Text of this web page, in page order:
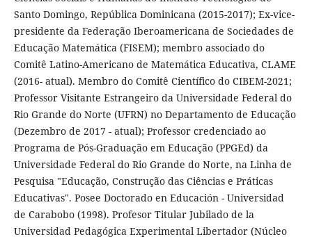
Santo Domingo, República Dominicana (2015-2017); Ex-vice-
presidente da Federação Iberoamericana de Sociedades de
Educação Matemática (FISEM); membro associado do
Comitê Latino-Americano de Matemática Educativa, CLAME
(2016- atual). Membro do Comitê Científico do CIBEM-2021;
Professor Visitante Estrangeiro da Universidade Federal do
Rio Grande do Norte (UFRN) no Departamento de Educação
(Dezembro de 2017 - atual); Professor credenciado ao
Programa de Pós-Graduação em Educação (PPGEd) da
Universidade Federal do Rio Grande do Norte, na Linha de
Pesquisa "Educação, Construção das Ciências e Práticas
Educativas". Posee Doctorado en Educación - Universidad
de Carabobo (1998). Profesor Titular Jubilado de la
Universidad Pedagógica Experimental Libertador (Núcleo